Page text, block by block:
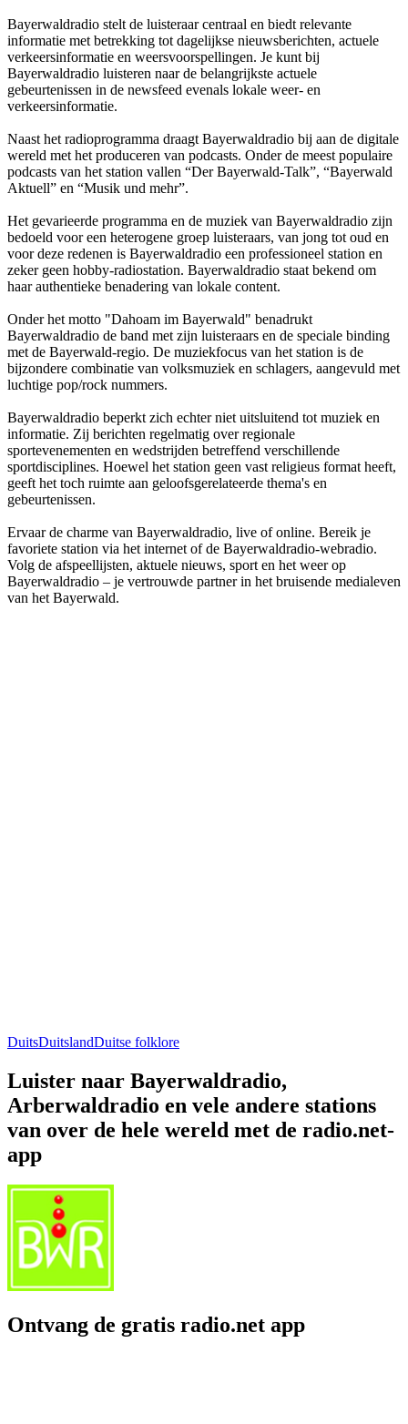
Bayerwaldradio stelt de luisteraar centraal en biedt relevante
informatie met betrekking tot dagelijkse nieuwsberichten, actuele
verkeersinformatie en weersvoorspellingen. Je kunt bij
Bayerwaldradio luisteren naar de belangrijkste actuele
gebeurtenissen in de newsfeed evenals lokale weer- en
verkeersinformatie.
Naast het radioprogramma draagt Bayerwaldradio bij aan de digitale
wereld met het produceren van podcasts. Onder de meest populaire
podcasts van het station vallen “Der Bayerwald-Talk”, “Bayerwald
Aktuell” en “Musik und mehr”.
Het gevarieerde programma en de muziek van Bayerwaldradio zijn
bedoeld voor een heterogene groep luisteraars, van jong tot oud en
voor deze redenen is Bayerwaldradio een professioneel station en
zeker geen hobby-radiostation. Bayerwaldradio staat bekend om
haar authentieke benadering van lokale content.
Onder het motto "Dahoam im Bayerwald" benadrukt
Bayerwaldradio de band met zijn luisteraars en de speciale binding
met de Bayerwald-regio. De muziekfocus van het station is de
bijzondere combinatie van volksmuziek en schlagers, aangevuld met
luchtige pop/rock nummers.
Bayerwaldradio beperkt zich echter niet uitsluitend tot muziek en
informatie. Zij berichten regelmatig over regionale
sportevenementen en wedstrijden betreffend verschillende
sportdisciplines. Hoewel het station geen vast religieus format heeft,
geeft het toch ruimte aan geloofsgerelateerde thema's en
gebeurtenissen.
Ervaar de charme van Bayerwaldradio, live of online. Bereik je
favoriete station via het internet of de Bayerwaldradio-webradio.
Volg de afspeellijsten, aktuele nieuws, sport en het weer op
Bayerwaldradio – je vertrouwde partner in het bruisende medialeven
van het Bayerwald.
DuitsDuitslandDuitse folklore
Luister naar Bayerwaldradio,
Arberwaldradio en vele andere stations
van over de hele wereld met de radio.net-
app
Ontvang de gratis radio.net app